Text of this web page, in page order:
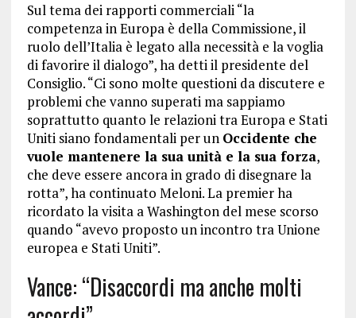
Sul tema dei rapporti commerciali “la
competenza in Europa è della Commissione, il
ruolo dell’Italia è legato alla necessità e la voglia
di favorire il dialogo”, ha detti il presidente del
Consiglio. “Ci sono molte questioni da discutere e
problemi che vanno superati ma sappiamo
soprattutto quanto le relazioni tra Europa e Stati
Uniti siano fondamentali per un Occidente che
vuole mantenere la sua unità e la sua forza,
che deve essere ancora in grado di disegnare la
rotta”, ha continuato Meloni. La premier ha
ricordato la visita a Washington del mese scorso
quando “avevo proposto un incontro tra Unione
europea e Stati Uniti”.
Vance: “Disaccordi ma anche molti